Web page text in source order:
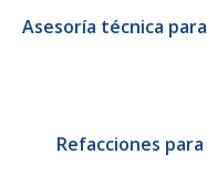
Asesoría técnica
Refacciones